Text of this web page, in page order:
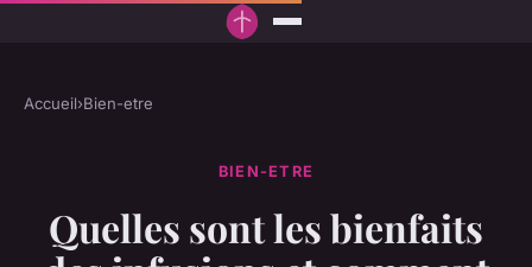
Accueil›Bien-etre
BIEN-ETRE
Quelles sont les bienfaits